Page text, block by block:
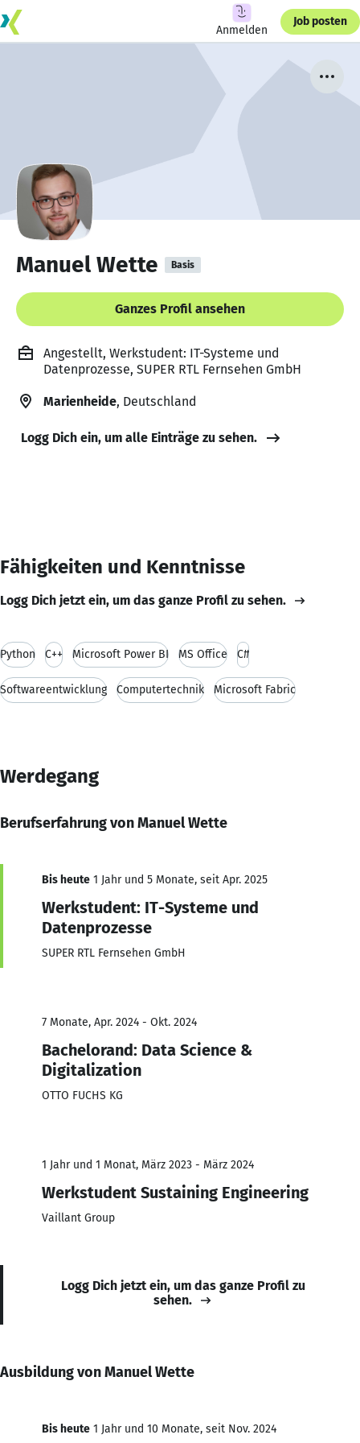
Anmelden
Job posten
Manuel Wette Basis
Ganzes Profil ansehen
Angestellt, Werkstudent: IT-Systeme und
Datenprozesse, SUPER RTL Fernsehen GmbH
Marienheide, Deutschland
Logg Dich ein, um alle Einträge zu sehen.
Fähigkeiten und Kenntnisse
Logg Dich jetzt ein, um das ganze Profil zu sehen.
Python C++ Microsoft Power BI MS Office C#
Softwareentwicklung Computertechnik Microsoft Fabric
Werdegang
Berufserfahrung von Manuel Wette
Bis heute 1 Jahr und 5 Monate, seit Apr. 2025
Werkstudent: IT-Systeme und
Datenprozesse
SUPER RTL Fernsehen GmbH
7 Monate, Apr. 2024 - Okt. 2024
Bachelorand: Data Science &
Digitalization
OTTO FUCHS KG
1 Jahr und 1 Monat, März 2023 - März 2024
Werkstudent Sustaining Engineering
Vaillant Group
Logg Dich jetzt ein, um das ganze Profil zu
sehen.
Ausbildung von Manuel Wette
Bis heute 1 Jahr und 10 Monate, seit Nov. 2024